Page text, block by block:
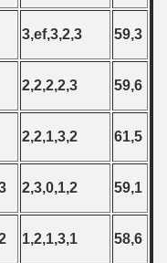
3,ef,3,2,3 59,3
2,2,2,2,3 59,6
2,2,1,3,2 61,5
2,3,0,1,2 59,1
1,2,1,3,1 58,6